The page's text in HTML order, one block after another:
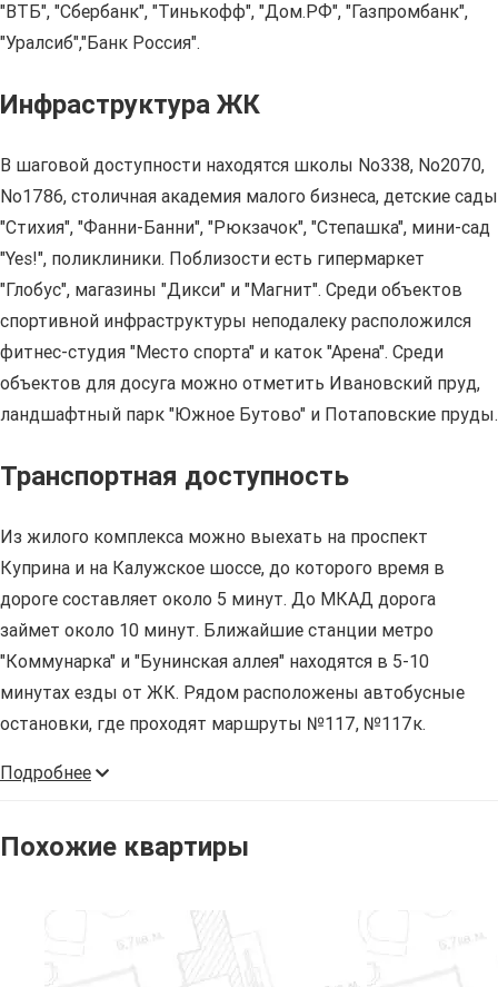
"ВТБ", "Сбербанк", "Тинькофф", "Дом.РФ", "Газпромбанк",
"Уралсиб","Банк Россия".
Инфраструктура ЖК
В шаговой доступности находятся школы No338, No2070,
No1786, столичная академия малого бизнеса, детские сады
"Стихия", "Фанни-Банни", "Рюкзачок", "Степашка", мини-сад
"Yes!", поликлиники. Поблизости есть гипермаркет
"Глобус", магазины "Дикси" и "Магнит". Среди объектов
спортивной инфраструктуры неподалеку расположился
фитнес-студия "Место спорта" и каток "Арена". Среди
объектов для досуга можно отметить Ивановский пруд,
ландшафтный парк "Южное Бутово" и Потаповские пруды.
Транспортная доступность
Из жилого комплекса можно выехать на проспект
Куприна и на Калужское шоссе, до которого время в
дороге составляет около 5 минут. До МКАД дорога
займет около 10 минут. Ближайшие станции метро
"Коммунарка" и "Бунинская аллея" находятся в 5-10
минутах езды от ЖК. Рядом расположены автобусные
остановки, где проходят маршруты №117, №117к.
Подробнее
Похожие квартиры